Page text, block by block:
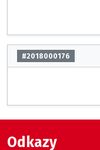
#2018000176
Odkazy